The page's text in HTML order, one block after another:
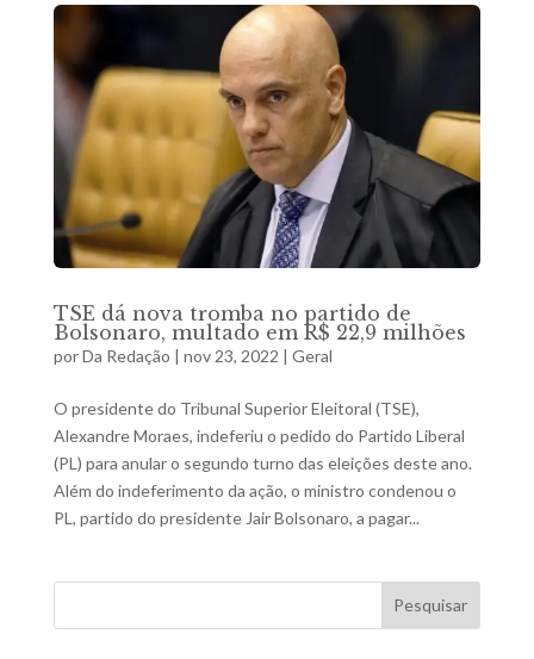
TSE dá nova tromba no partido de
Bolsonaro, multado em R$ 22,9 milhões
porDa Redação | nov 23, 2022 | Geral
O presidente do Tribunal Superior Eleitoral (TSE),
Alexandre Moraes, indeferiu o pedido do Partido Liberal
(PL) para anular o segundo turno das eleições deste ano.
Além do indeferimento da ação, o ministro condenou o
PL, partido do presidente Jair Bolsonaro, a pagar...
Pesquisar